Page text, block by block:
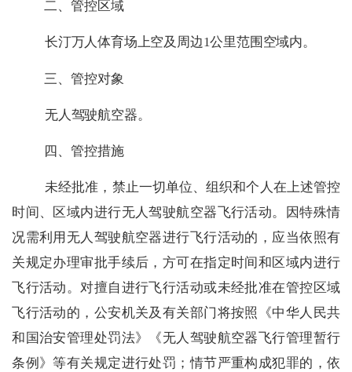
二、管控区域
长汀万人体育场上空及周边1公里范围空域内。
三、管控对象
无人驾驶航空器。
四、管控措施
未经批准，禁止一切单位、组织和个人在上述管控
时间、区域内进行无人驾驶航空器飞行活动。因特殊情
况需利用无人驾驶航空器进行飞行活动的，应当依照有
关规定办理审批手续后，方可在指定时间和区域内进行
飞行活动。对擅自进行飞行活动或未经批准在管控区域
飞行活动的，公安机关及有关部门将按照《中华人民共
和国治安管理处罚法》《无人驾驶航空器飞行管理暂行
条例》等有关规定进行处罚；情节严重构成犯罪的，依